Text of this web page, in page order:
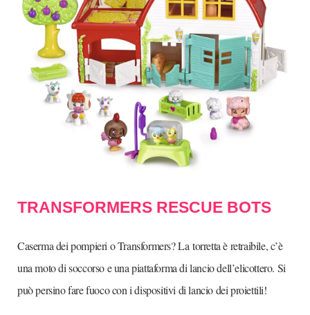
TRANSFORMERS RESCUE BOTS
Caserma dei pompieri o Transformers? La torretta è retraibile, c’è
una moto di soccorso e una piattaforma di lancio dell’elicottero. Si
può persino fare fuoco con i dispositivi di lancio dei proiettili!